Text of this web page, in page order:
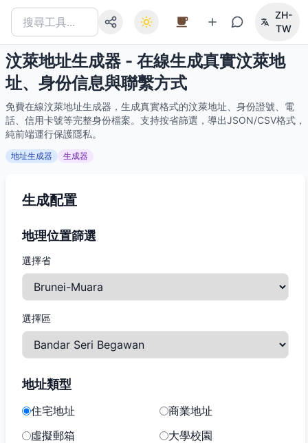
ZH-
TW
汶萊地址生成器 - 在線生成真實汶萊地
址、身份信息與聯繫方式
免費在線汶萊地址生成器，生成真實格式的汶萊地址、身份證號、電
話、信用卡號等完整身份檔案。支持按省篩選，導出JSON/CSV格式，
純前端運行保護隱私。
地址生成器 生成器
生成配置
地理位置篩選
選擇省
選擇區
地址類型
住宅地址
商業地址
虛擬郵箱
大學校園